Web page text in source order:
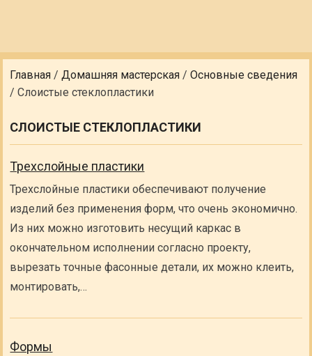
Главная /Домашняя мастерская /Основные сведения
/Слоистые стеклопластики
СЛОИСТЫЕ СТЕКЛОПЛАСТИКИ
Трехслойные пластики
Трехслойные пластики обеспечивают получение
изделий без применения форм, что очень экономично.
Из них можно изготовить несущий каркас в
окончательном исполнении согласно проекту,
вырезать точные фасонные детали, их можно клеить,
монтировать,…
Формы